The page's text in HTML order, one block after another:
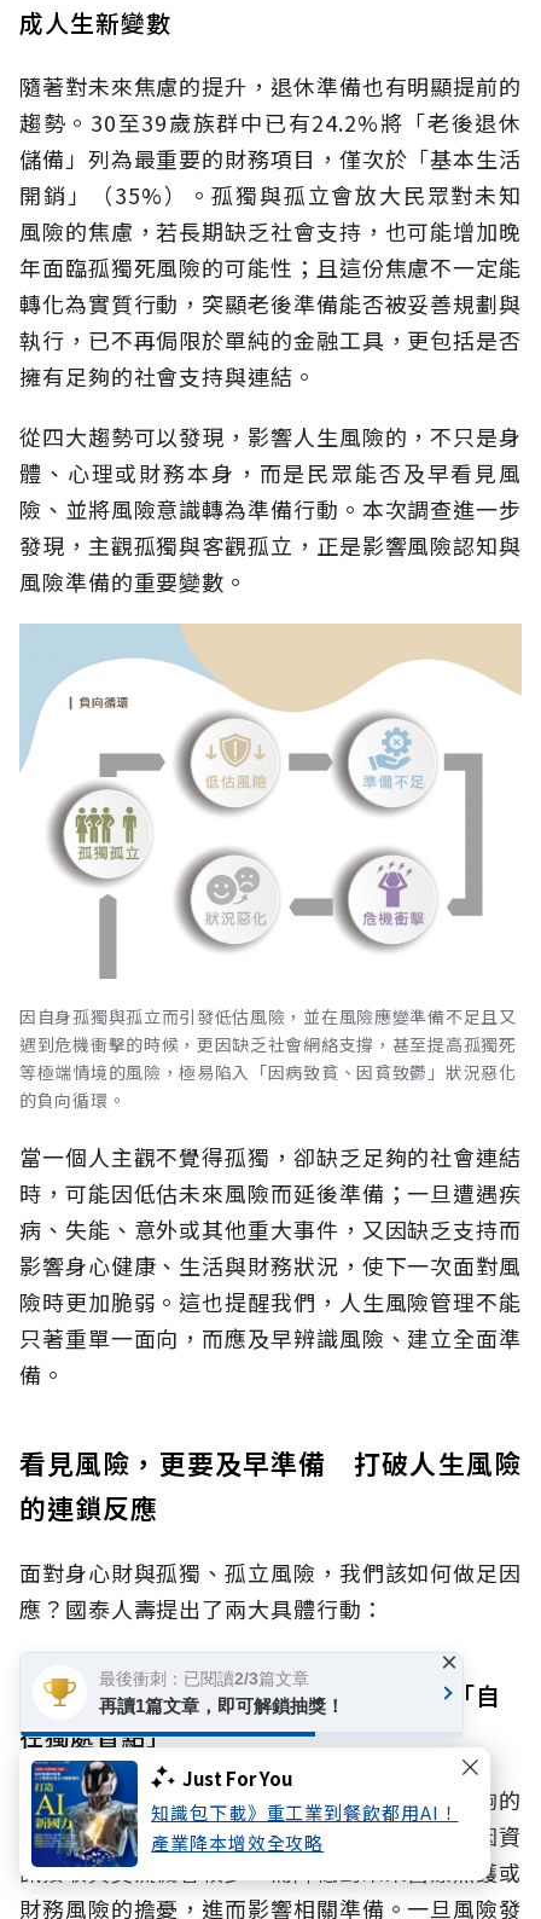
Just For You
知識包下載》重工業到餐飲都用AI！
產業降本增效全攻略
成人生新變數
隨著對未來焦慮的提升，退休準備也有明顯提前的
趨勢。30至39歲族群中已有24.2%將「老後退休
儲備」列為最重要的財務項目，僅次於「基本生活
開銷」（35%）。孤獨與孤立會放大民眾對未知
風險的焦慮，若長期缺乏社會支持，也可能增加晚
年面臨孤獨死風險的可能性；且這份焦慮不一定能
轉化為實質行動，突顯老後準備能否被妥善規劃與
執行，已不再侷限於單純的金融工具，更包括是否
擁有足夠的社會支持與連結。
從四大趨勢可以發現，影響人生風險的，不只是身
體、心理或財務本身，而是民眾能否及早看見風
險、並將風險意識轉為準備行動。本次調查進一步
發現，主觀孤獨與客觀孤立，正是影響風險認知與
風險準備的重要變數。
因自身孤獨與孤立而引發低估風險，並在風險應變準備不足且又
遇到危機衝擊的時候，更因缺乏社會網絡支撐，甚至提高孤獨死
等極端情境的風險，極易陷入「因病致貧、因貧致鬱」狀況惡化
的負向循環。
當一個人主觀不覺得孤獨，卻缺乏足夠的社會連結
時，可能因低估未來風險而延後準備；一旦遭遇疾
病、失能、意外或其他重大事件，又因缺乏支持而
影響身心健康、生活與財務狀況，使下一次面對風
險時更加脆弱。這也提醒我們，人生風險管理不能
只著重單一面向，而應及早辨識風險、建立全面準
備。
看見風險，更要及早準備 打破人生風險
的連鎖反應
面對身心財與孤獨、孤立風險，我們該如何做足因
應？國泰人壽提出了兩大具體行動：
行動一：重新檢視社會連結網絡，正視「自
在獨處盲點」
許多人主觀感受不覺得孤獨，但並不代表有足夠的
社會連結。當個人缺乏實際支持網絡時，可能因資
訊接收與交流機會較少，而降低對未來醫療照護或
財務風險的擔憂，進而影響相關準備。一旦風險發
最後衝刺：已閱讀2/3篇文章
再讀1篇文章，即可解鎖抽獎！
×